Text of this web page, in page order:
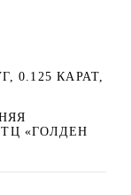
0.125 КАРАТ,
«ГОЛДЕН